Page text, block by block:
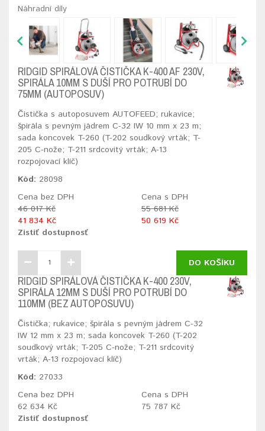
Náhradní díly
RIDGID SPIRÁLOVÁ ČISTIČKA K-400 AF 230V,
SPIRÁLA 10MM S DUŠÍ PRO POTRUBÍ DO
75MM (AUTOPOSUV)
Čistička s autoposuvem AUTOFEED; rukavice;
špirála s pevným jádrem C-32 IW 10 mm x 23 m;
sada koncovek T-260 (T-202 soudkový vrták; T-
205 C-nože; T-211 srdcovitý vrták; A-13
rozpojovací klíč)
Kód: 28098
Cena bez DPH
46 017 Kč
41 834 Kč
Cena s DPH
55 681 Kč
50 619 Kč
Zistiť dostupnosť
DO KOŠÍKU
RIDGID SPIRÁLOVÁ ČISTIČKA K-400 230V,
SPIRÁLA 12MM S DUŠÍ PRO POTRUBÍ DO
110MM (BEZ AUTOPOSUVU)
Čistička; rukavice; špirála s pevným jádrem C-32
IW 12 mm x 23 m; sada koncovek T-260 (T-202
soudkový vrták; T-205 C-nože; T-211 srdcovitý
vrták; A-13 rozpojovací klíč)
Kód: 27033
Cena bez DPH
62 634 Kč
Cena s DPH
75 787 Kč
Zistiť dostupnosť